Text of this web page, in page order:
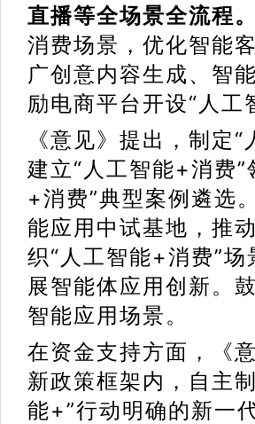
直播等全场景全流程。
消费场景，优化智能
广创意内容生成、智
励电商平台开设“人
《意见》提出，制定
建立“人工智能+消费
+消费”典型案例遴选
能应用中试基地，推
织“人工智能+消费”
展智能体应用创新。
智能应用场景。
在资金支持方面，《
新政策框架内，自主
能+”行动明确的新一